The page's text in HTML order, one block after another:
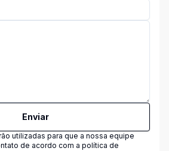
Enviar
utilizadas para que a nossa equipe
de acordo com a política de